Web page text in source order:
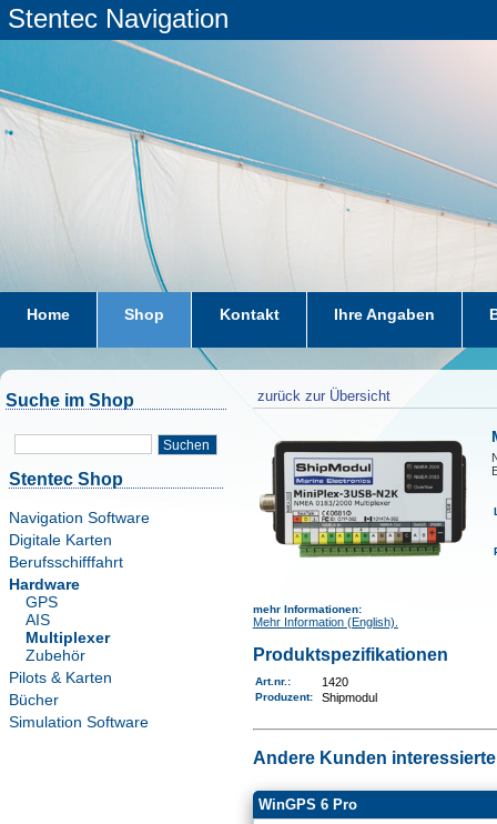
Stentec Navigation
Home Shop Kontakt Ihre Angaben
Suche im Shop
Suchen
Stentec Shop
Navigation Software
Digitale Karten
Berufsschifffahrt
Hardware
GPS
AIS
Multiplexer
Zubehör
Pilots & Karten
Bücher
Simulation Software
zurück zur Übersicht
mehr Informationen:
Mehr Information (English).
Produktspezifikationen
Art.nr. : 1420
Produzent: Shipmodul
Andere Kunden
WinGPS 6 Pro